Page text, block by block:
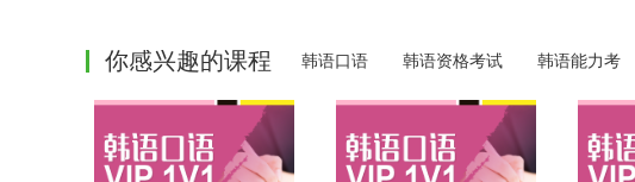
你感兴趣的课程 韩语口语 韩语资格考试 韩语能力考